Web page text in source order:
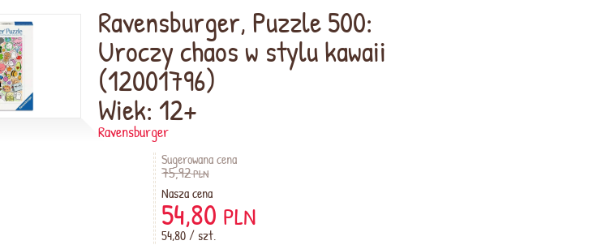
Ravensburger, Puzzle 500:
Uroczy chaos w stylu kawaii
(12001796)
Wiek: 12+
Ravensburger
Sugerowana cena
75,92PLN
Nasza cena
54,80 PLN
54,80 / szt.